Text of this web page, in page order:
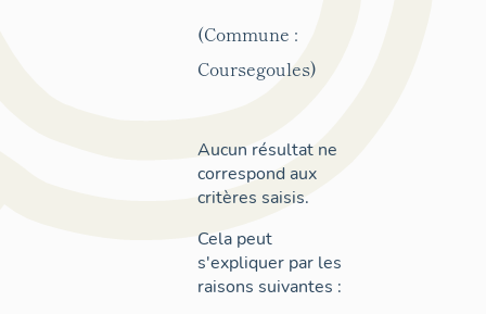
(Commune :
Coursegoules)
Aucun résultat ne
correspond aux
critères saisis.
Cela peut
s'expliquer par les
raisons suivantes :